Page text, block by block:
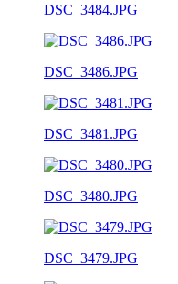
DSC_3484.JPG
DSC_3486.JPG
DSC_3481.JPG
DSC_3480.JPG
DSC_3479.JPG